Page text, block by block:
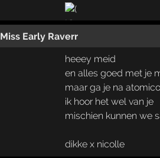
Miss Early Raverr
heeey meid
en alles goed met je
maar ga je na atomico
ik hoor het wel van je
mischien kunnen we
dikke x nicolle